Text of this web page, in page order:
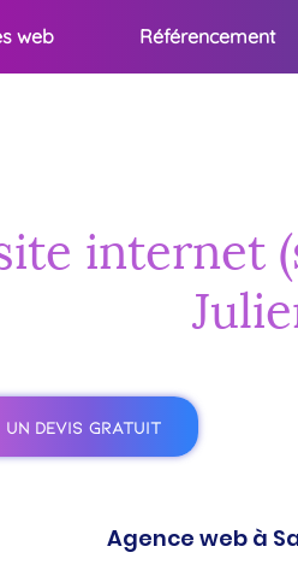
web Référencement
internet
UN DEVIS GRATUIT
Agence web à